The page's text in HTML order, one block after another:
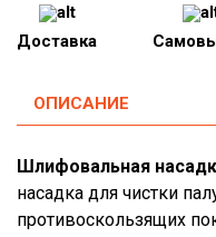
Доставка
ОПИСАНИЕ
Шлифовальная
насадка для чистки
противоскользящих